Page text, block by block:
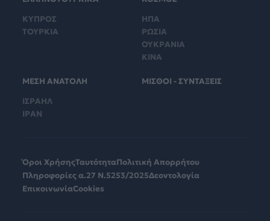
ΚΥΠΡΟΣ
ΤΟΥΡΚΙΑ
ΗΠΑ
ΡΩΣΙΑ
ΟΥΚΡΑΝΙΑ
ΚΙΝΑ
ΜΕΣΗ ΑΝΑΤΟΛΗ
ΙΣΡΑΗΛ
ΙΡΑΝ
ΜΙΣΘΟΙ - ΣΥΝΤΑΞΕΙΣ
Όροι ΧρήσηςΤαυτότηταΠολιτική Απορρήτου
Πληροφορίες α.27 Ν.5253/2025Δεοντολογία
ΕπικοινωνίαCookies